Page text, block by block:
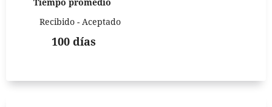
Recibido - Aceptado
100 días